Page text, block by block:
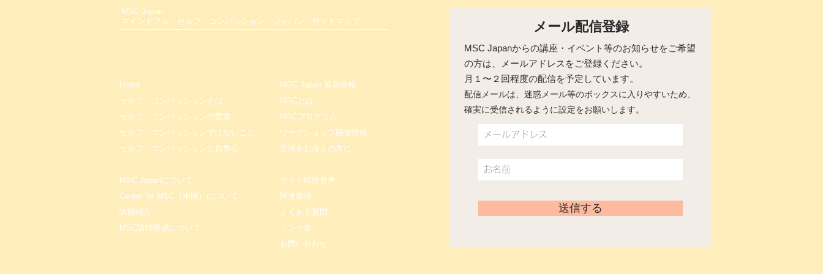
ド付】
MSC Japan
マインドフル・セルフ・コンパッション ジャパン サイトマップ
Home
セルフ・コンパッションとは
セルフ・コンパッションの要素
セルフ・コンパッションではないこと
セルフ・コンパッションと自尊心
MSC Japanについて
Center for MSC（米国）について
講師紹介
MSC講師養成について
MSC Japan 最新情報
MSCとは
MSCプログラム
ワークショップ開催情報
受講をお考えの方に
ガイド瞑想音声
関連書籍
よくある質問
リンク集
お問い合わせ
MSC Japanからの講座・イベント等のお知らせをご希望
の方は、メールアドレスをご登録ください。
​月１〜２回程度の配信を予定しています。
配信メールは、迷惑メール等のボックスに入りやすいため、
確実に受信されるように設定をお願いします。
送信する
メール配信登録